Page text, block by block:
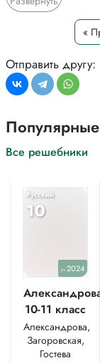
4) 2sin(пи/4 +
*Текст задания
для более
«
Отправить другу:
Все решебники
Русский
10
уч.2024
10-11 класс
Александрова,
Загоровская,
Гостева